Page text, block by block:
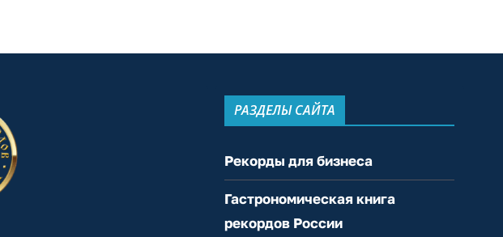
РАЗДЕЛЫ САЙТА
Рекорды для бизнеса
Гастрономическая книга
рекордов России